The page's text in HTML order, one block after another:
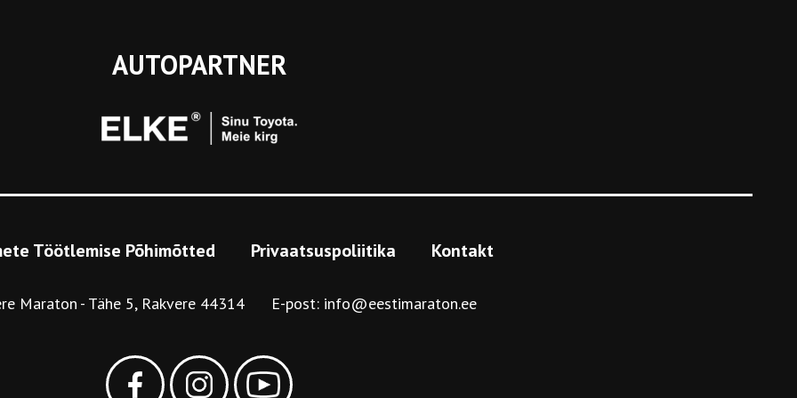
AUTOPARTNER
Töötlemise Põhimõtted Privaatsuspoliitika Kontakt
Maraton Tähe 5, Rakvere 44314 E-post: info@eestimaraton.ee